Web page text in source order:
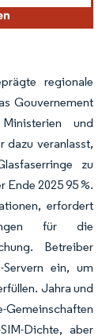
regionale
Gouvernement
und
dazu veranlasst,
zu
2025 95 %.
erfordert
für die
Betreiber
ein, um
Jahra und
Dichte, aber